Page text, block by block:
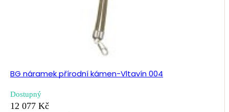
BG náramek přírodní kámen-Vltavín 004
Dostupný
12 077 Kč